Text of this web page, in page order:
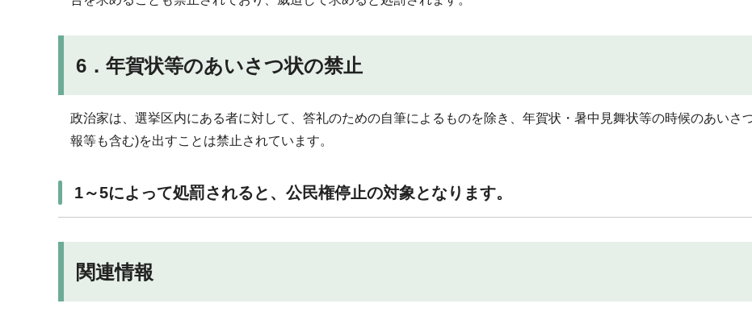
6．年賀状等のあいさつ状の禁止
政治家は、選挙区内にある者に対して、答礼のための自筆によるものを除き、年賀状・暑中見舞状等の時候のあいさ
報等も含む)を出すことは禁止されています。
1～5によって処罰されると、公民権停止の対象となります。
関連情報